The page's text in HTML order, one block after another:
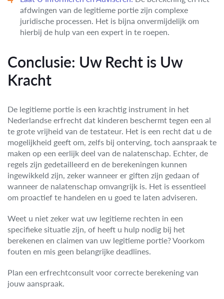
afdwingen van de legitieme portie zijn complexe
juridische processen. Het is bijna onvermijdelijk om
hierbij de hulp van een expert in te roepen.
Conclusie: Uw Recht is Uw
Kracht
De legitieme portie is een krachtig instrument in het
Nederlandse erfrecht dat kinderen beschermt tegen een al
te grote vrijheid van de testateur. Het is een recht dat u de
mogelijkheid geeft om, zelfs bij onterving, toch aanspraak te
maken op een eerlijk deel van de nalatenschap. Echter, de
regels zijn gedetailleerd en de berekeningen kunnen
ingewikkeld zijn, zeker wanneer er giften zijn gedaan of
wanneer de nalatenschap omvangrijk is. Het is essentieel
om proactief te handelen en u goed te laten adviseren.
Weet u niet zeker wat uw legitieme rechten in een
specifieke situatie zijn, of heeft u hulp nodig bij het
berekenen en claimen van uw legitieme portie? Voorkom
fouten en mis geen belangrijke deadlines.
Plan een erfrechtconsult voor correcte berekening van
jouw aanspraak.